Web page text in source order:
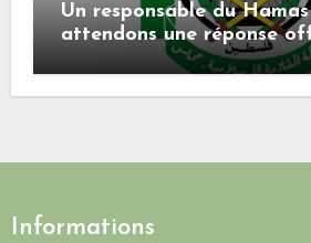
Un responsable du
attendons une réponse
Mladenov concernant la
Informations